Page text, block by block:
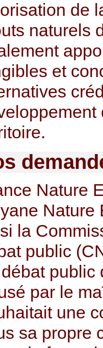
de
naturels
et
Nature
Nature
la
public
public
par le
une
sa propre